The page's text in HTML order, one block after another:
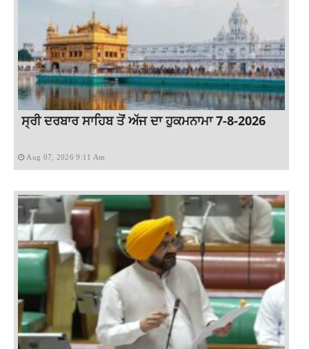
ਸ੍ਰੀ ਦਰਬਾਰ ਸਾਹਿਬ ਤੋਂ ਅੱਜ ਦਾ ਹੁਕਮਨਾਮਾ 7-8-2026
Aug 07, 2026 9:11 Am